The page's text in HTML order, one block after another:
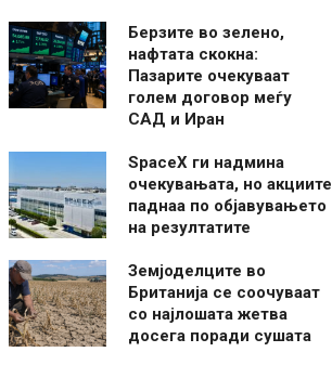
Берзите во зелено,
нафтата скокна:
Пазарите очекуваат
голем договор меѓу
САД и Иран
SpaceX ги надмина
очекувањата, но акциите
паднаа по објавувањето
на резултатите
Земјоделците во
Британија се соочуваат
со најлошата жетва
досега поради сушата